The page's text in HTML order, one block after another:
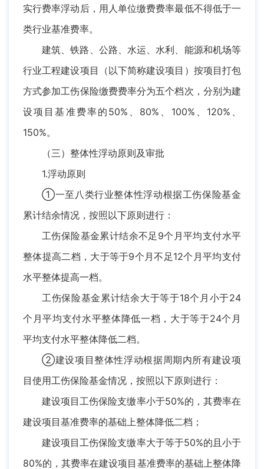
实行费率浮动后，用人单位缴费费率最低不得低于一
类行业基准费率。
建筑、铁路、公路、水运、水利、能源和机场等
行业工程建设项目（以下简称建设项目）按项目打包
方式参加工伤保险缴费费率分为五个档次，分别为建
设项目基准费率的50%、80%、100%、120%、
150%。
（三）整体性浮动原则及审批
1.浮动原则
①一至八类行业整体性浮动根据工伤保险基金
累计结余情况，按照以下原则进行：
工伤保险基金累计结余不足9个月平均支付水平
整体提高二档，大于等于9个月不足12个月平均支付
水平整体提高一档。
工伤保险基金累计结余大于等于18个月小于24
个月平均支付水平整体降低一档，大于等于24个月
平均支付水平整体降低二档。
②建设项目整体性浮动根据周期内所有建设项
目使用工伤保险基金情况，按照以下原则进行：
建设项目工伤保险支缴率小于50%的，其费率在
建设项目基准费率的基础上整体降低二档；
建设项目工伤保险支缴率大于等于50%的且小于
80%的，其费率在建设项目基准费率的基础上整体降